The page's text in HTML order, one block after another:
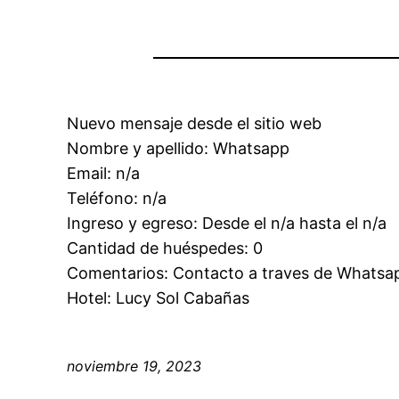
Nuevo mensaje desde el sitio web
Nombre y apellido: Whatsapp
Email: n/a
Teléfono: n/a
Ingreso y egreso: Desde el n/a hasta el n/a
Cantidad de huéspedes: 0
Comentarios: Contacto a traves de
Hotel: Lucy Sol Cabañas
noviembre 19, 2023